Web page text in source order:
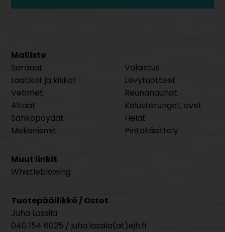
Mallisto
Saranat
Laatikot ja kiskot
Vetimet
Altaat
Sähköpöydät
Mekanismit
Valaistus
Levytuotteet
Reunanauhat
Kalusterungot, ovet
Helat
Pintakäsittely
Muut linkit
Whistleblowing
Tuotepäällikkö / Ostot
Juha Lassila
040 154 6025 / juha.lassila(at)ejh.fi